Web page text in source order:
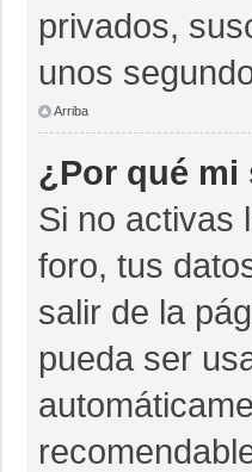
privados,
unos
Arriba
¿Por qué
Si no activas
foro, tus
salir de la
pueda ser